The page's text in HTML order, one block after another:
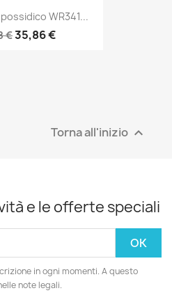
WR341...
€35,86 €
Torna all'inizio 
e le offerte speciali
in ogni momenti. A questo
note legali.